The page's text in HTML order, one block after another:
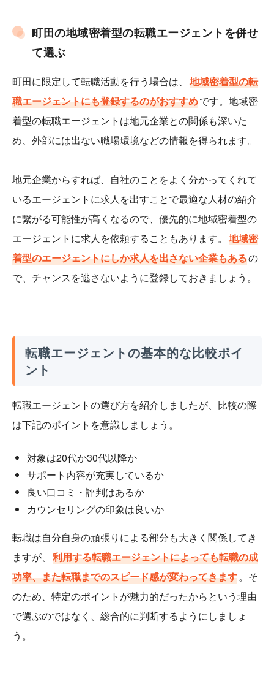
町田の地域密着型の転職エージェントを併せ
て選ぶ
町田に限定して転職活動を行う場合は、 地域密着型の転
職エージェントにも登録するのがおすすめです。地域密
着型の転職エージェントは地元企業との関係も深いた
め、外部には出ない職場環境などの情報を得られます。
地元企業からすれば、自社のことをよく分かってくれて
いるエージェントに求人を出すことで最適な人材の紹介
に繋がる可能性が高くなるので、優先的に地域密着型の
エージェントに求人を依頼することもあります。 地域密
着型のエージェントにしか求人を出さない企業もあるの
で、チャンスを逃さないように登録しておきましょう。
転職エージェントの基本的な比較ポイ
ント
転職エージェントの選び方を紹介しましたが、比較の際
は下記のポイントを意識しましょう。
対象は20代か30代以降か
サポート内容が充実しているか
良い口コミ・評判はあるか
カウンセリングの印象は良いか
転職は自分自身の頑張りによる部分も大きく関係してき
ますが、 利用する転職エージェントによっても転職の成
功率、また転職までのスピード感が変わってきます。そ
のため、特定のポイントが魅力的だったからという理由
で選ぶのではなく、総合的に判断するようにしましょ
う。